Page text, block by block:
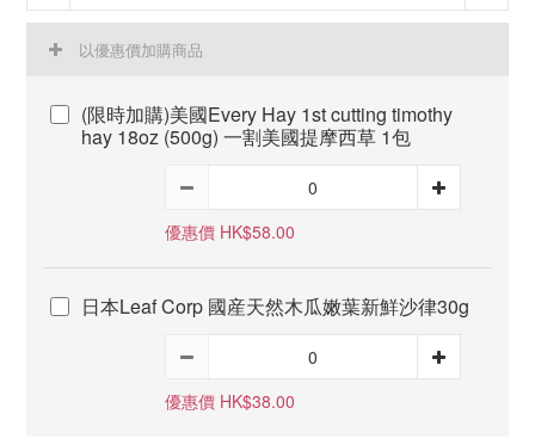
以優惠價加購商品
(限時加購)美國Every Hay 1st cutting timothy
hay 18oz (500g) 一割美國提摩西草 1包
優惠價 HK$58.00
日本Leaf Corp 國産天然木瓜嫩葉新鮮沙律30g
優惠價 HK$38.00